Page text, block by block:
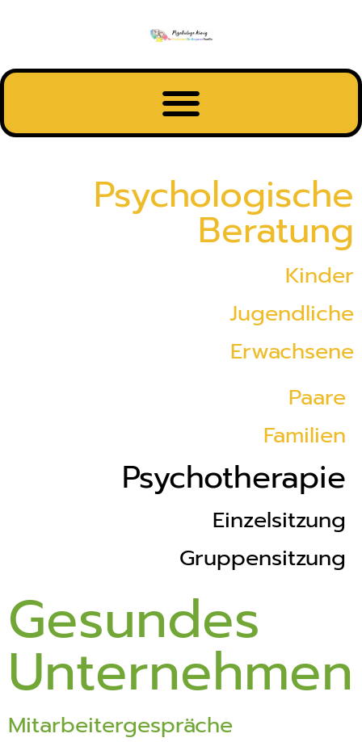
Psychologische
Beratung
Kinder
Jugendliche
Erwachsene
Paare
Familien
Psychotherapie
Einzelsitzung
Gruppensitzung
Gesundes
Unternehmen
Mitarbeitergespräche